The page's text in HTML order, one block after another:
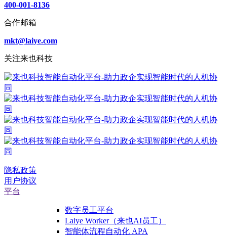
400-001-8136
合作邮箱
mkt@laiye.com
关注来也科技
隐私政策
用户协议
平台
数字员工平台
Laiye Worker（来也AI员工）
智能体流程自动化 APA